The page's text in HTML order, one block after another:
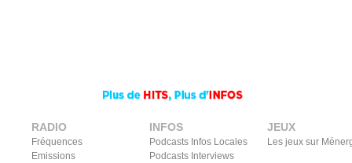
RADIO
Fréquences
Emissions
INFOS
Podcasts Infos Locales
Podcasts Interviews
JEUX
Les jeux sur